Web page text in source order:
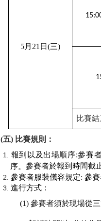
5月21 日(三)
比賽
(五) 比賽規則：
報到以及出場順序:參賽
序。 參賽者於報到時間截
參賽者服裝儀容規定: 參賽
進行方式：
(1) 參賽者須於現場從